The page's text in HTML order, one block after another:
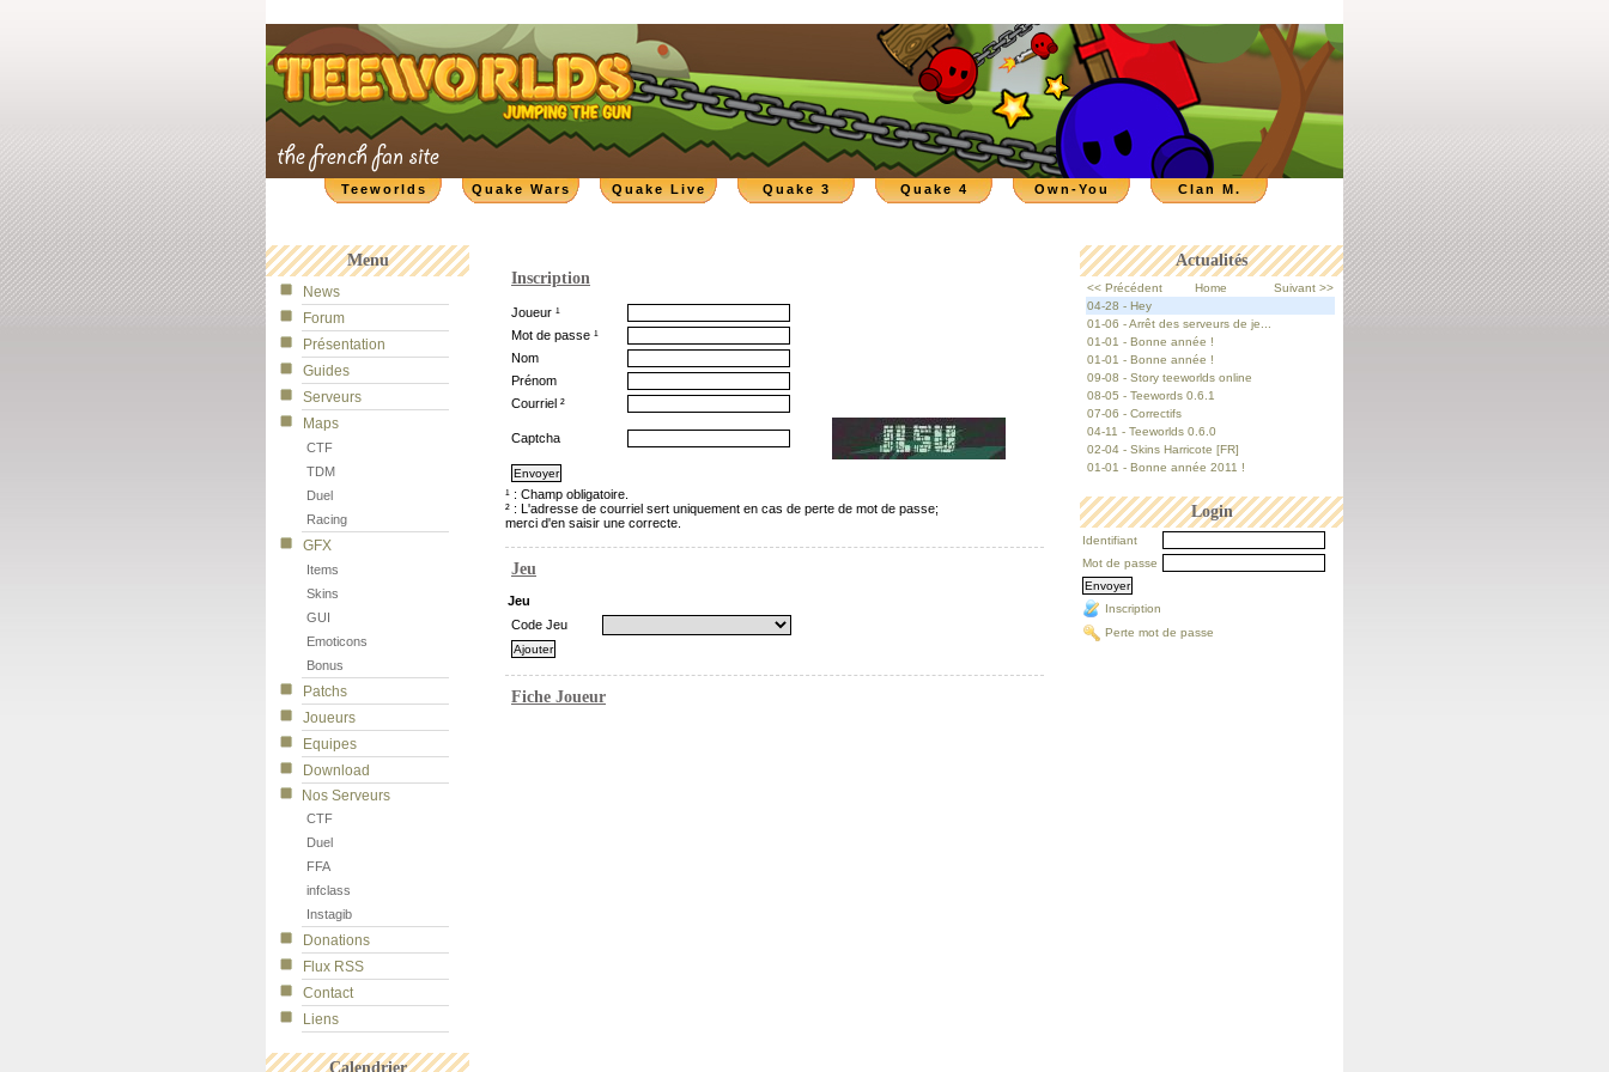
Clan M.
Own-You
Quake 4
Quake 3
Quake Live
Quake Wars
Teeworlds
Menu
News
Forum
Présentation
Guides
Serveurs
Maps
CTF
TDM
Duel
Racing
GFX
Items
Skins
GUI
Emoticons
Bonus
Patchs
Joueurs
Equipes
Download
Nos Serveurs
CTF
Duel
FFA
infclass
Instagib
Donations
Flux RSS
Contact
Liens
Calendrier
Actualités
<< Précédent Home
Suivant >>
04-28 - Hey
01-06 - Arrêt des serveurs de je...
01-01 - Bonne année !
01-01 - Bonne année !
09-08 - Story teeworlds online
08-05 - Teewords 0.6.1
07-06 - Correctifs
04-11 - Teeworlds 0.6.0
02-04 - Skins Harricote [FR]
01-01 - Bonne année 2011 !
Login
Identifiant
Mot de passe
Inscription
Perte mot de passe
Inscription
Joueur ¹
Mot de passe ¹
Nom
Prénom
Courriel ²
Captcha
¹ : Champ obligatoire.
² : L'adresse de courriel sert uniquement en cas de perte de mot de passe;
merci d'en saisir une correcte.
Jeu
Jeu
Code Jeu
Fiche Joueur